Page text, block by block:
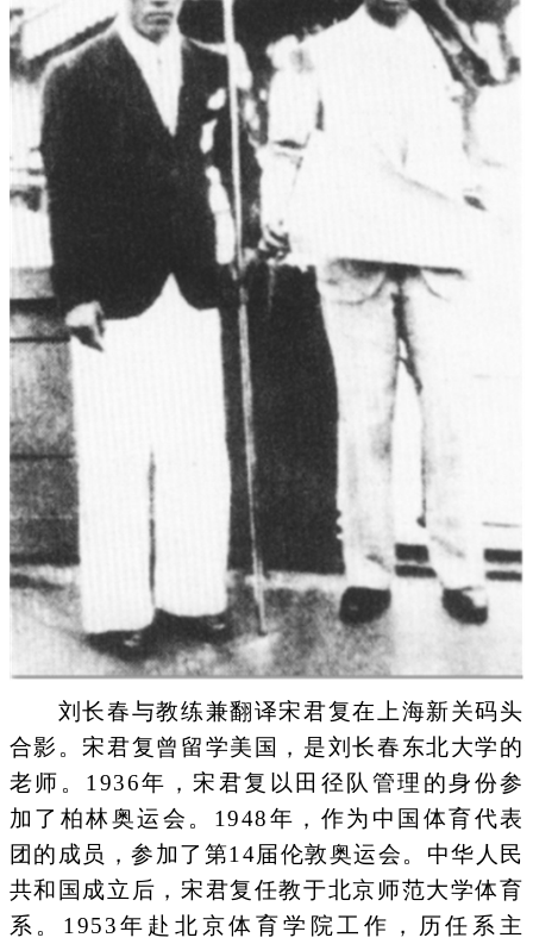
刘长春与教练兼翻译宋君复在上海新关码头
合影。宋君复曾留学美国，是刘长春东北大学的
老师。1936年，宋君复以田径队管理的身份参
加了柏林奥运会。1948年，作为中国体育代表
团的成员，参加了第14届伦敦奥运会。中华人民
共和国成立后，宋君复任教于北京师范大学体育
系。1953年赴北京体育学院工作，历任系主